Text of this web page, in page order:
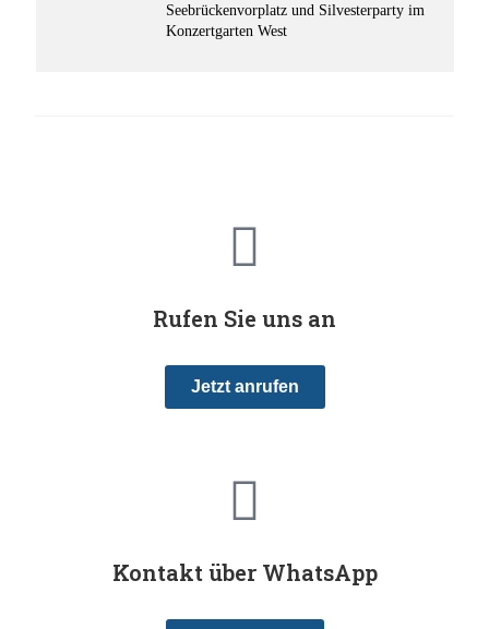
Seebrückenvorplatz und Silvesterparty im
Konzertgarten West
Rufen Sie uns an
Jetzt anrufen
Kontakt über WhatsApp